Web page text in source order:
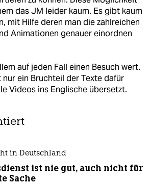
das JM leider kaum. Es gibt kaum
mit Hilfe deren man die zahlreichen
Animationen genauer einordnen
auf jeden Fall einen Besuch wert.
nur ein Bruchteil der Texte dafür
Videos ins Englische übersetzt.
in Deutschland
ist nie gut, auch nicht für
Sache